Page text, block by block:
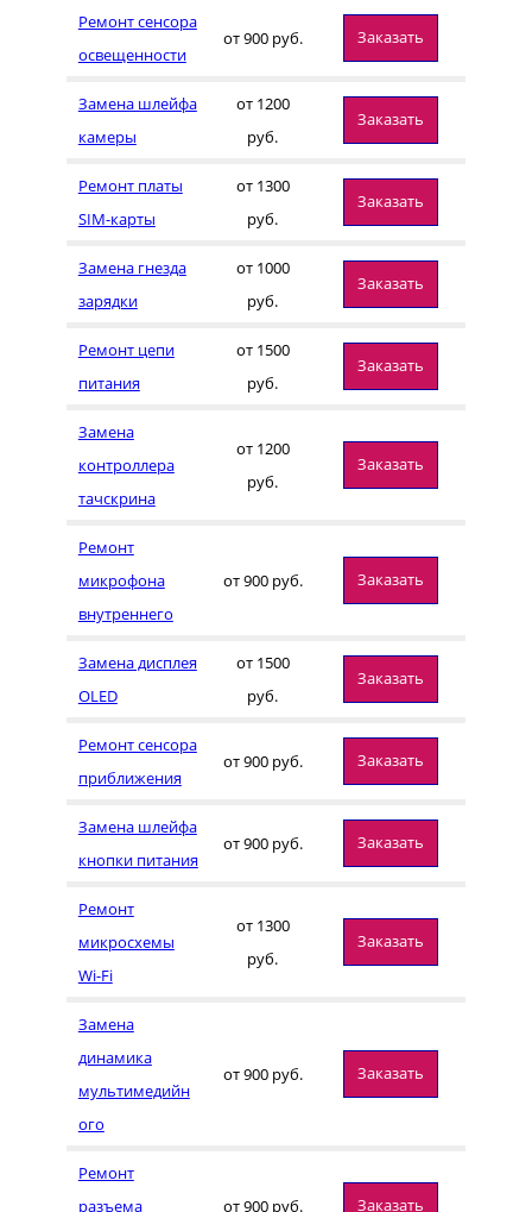
Ремонт сенсора
освещенности
от 900 руб. Заказать
Замена шлейфа
камеры
от 1200
руб.
Заказать
Ремонт платы
SIM-карты
от 1300
руб.
Заказать
Замена гнезда
зарядки
от 1000
руб.
Заказать
Ремонт цепи
питания
от 1500
руб.
Заказать
Замена
контроллера
тачскрина
от 1200
руб.
Заказать
Ремонт
микрофона
внутреннего
от 900 руб. Заказать
Замена дисплея
OLED
от 1500
руб.
Заказать
Ремонт сенсора
приближения
от 900 руб. Заказать
Замена шлейфа
кнопки питания
от 900 руб. Заказать
Ремонт
микросхемы
Wi-Fi
от 1300
руб.
Заказать
Замена
динамика
мультимедийн
ого
от 900 руб. Заказать
Ремонт
разъема
от 900 руб. Заказать